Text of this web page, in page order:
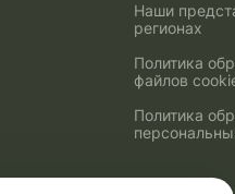
Наши
регионах
Политика
файлов
Политика